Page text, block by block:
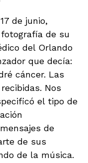
de junio,
de su
del Orlando
que decía:
cáncer. Las
Nos
el tipo de
de
de sus
de la música.